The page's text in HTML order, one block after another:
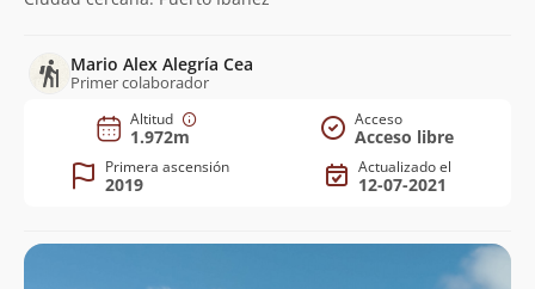
Mario Alex Alegría Cea
Primer colaborador
Altitud
1.972m
Acceso
Acceso libre
Primera ascensión
2019
Actualizado el
12-07-2021